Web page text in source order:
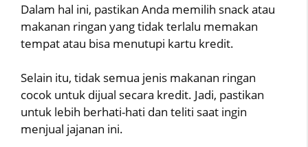
Dalam hal ini, pastikan Anda memilih snack atau
makanan ringan yang tidak terlalu memakan
tempat atau bisa menutupi kartu kredit.
Selain itu, tidak semua jenis makanan ringan
cocok untuk dijual secara kredit. Jadi, pastikan
untuk lebih berhati-hati dan teliti saat ingin
menjual jajanan ini.